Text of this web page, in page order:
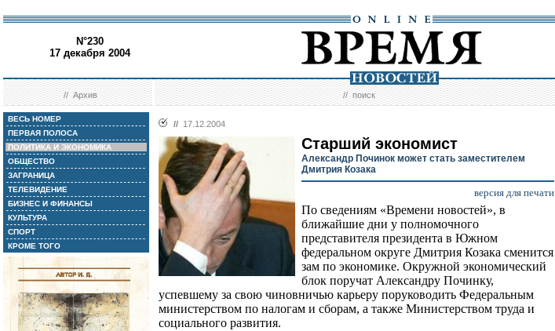
N°230
17 декабря 2004
//Архив //поиск
ВЕСЬ НОМЕР
ПЕРВАЯ ПОЛОСА
ПОЛИТИКА И ЭКОНОМИКА
ОБЩЕСТВО
ЗАГРАНИЦА
ТЕЛЕВИДЕНИЕ
БИЗНЕС И ФИНАНСЫ
КУЛЬТУРА
СПОРТ
КРОМЕ ТОГО
// 17.12.2004
Старший экономист
Александр Починок может стать заместителем
Дмитрия Козака
версия для печати
По сведениям «Времени новостей», в
ближайшие дни у полномочного
представителя президента в Южном
федеральном округе Дмитрия Козака сменится
зам по экономике. Окружной экономический
блок поручат Александру Починку,
успевшему за свою чиновничью карьеру поруководить Федеральным
министерством по налогам и сборам, а также Министерством труда и
социального развития.